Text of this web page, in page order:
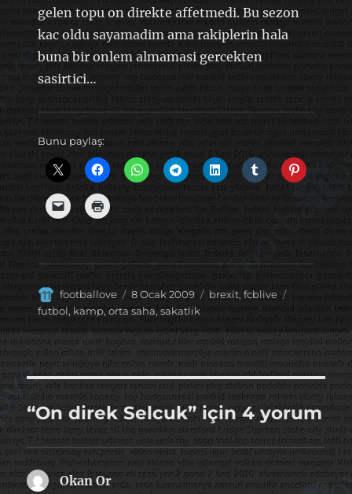
gelen topu on direkte affetmedi. Bu sezon
kac oldu sayamadim ama rakiplerin hala
buna bir onlem almamasi gercekten
sasirtici…
Bunu paylaş:
Yazar
footballove
Yayın
tarihi
8 Ocak 2009 Kategoriler
brexit, fcblive
futbol, kamp, orta saha, sakatlik
“On direk Selcuk” için 4 yorum
Okan Ordedi